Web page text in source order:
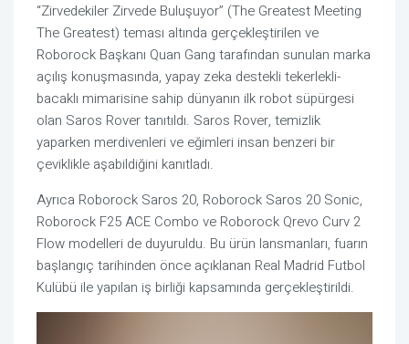
“Zirvedekiler Zirvede Buluşuyor” (The Greatest Meeting
The Greatest) teması altında gerçekleştirilen ve
Roborock Başkanı Quan Gang tarafından sunulan marka
açılış konuşmasında, yapay zeka destekli tekerlekli-
bacaklı mimarisine sahip dünyanın ilk robot süpürgesi
olan Saros Rover tanıtıldı. Saros Rover, temizlik
yaparken merdivenleri ve eğimleri insan benzeri bir
çeviklikle aşabildiğini kanıtladı.
Ayrıca Roborock Saros 20, Roborock Saros 20 Sonic,
Roborock F25 ACE Combo ve Roborock Qrevo Curv 2
Flow modelleri de duyuruldu. Bu ürün lansmanları, fuarın
başlangıç tarihinden önce açıklanan Real Madrid Futbol
Kulübü ile yapılan iş birliği kapsamında gerçekleştirildi.